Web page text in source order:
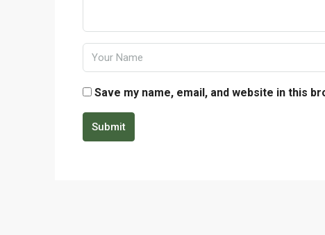
Save my name, email, and website in this
Submit